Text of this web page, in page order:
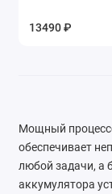
13490 ₽
Мощный
обеспечивает
любой задачи, а
аккумулятора